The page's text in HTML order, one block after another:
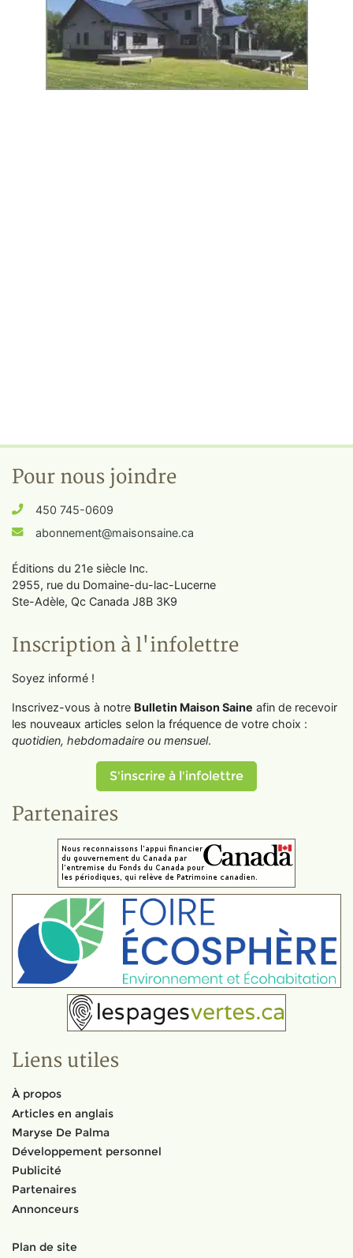
Pour nous joindre
450 745-0609
abonnement@maisonsaine.ca
Éditions du 21e siècle Inc.
2955, rue du Domaine-du-lac-Lucerne
Ste-Adèle, Qc Canada J8B 3K9
Inscription à l'infolettre
Soyez informé !
Inscrivez-vous à notre Bulletin Maison Saine afin de recevoir
les nouveaux articles selon la fréquence de votre choix :
quotidien, hebdomadaire ou mensuel.
S'inscrire à l'infolettre
Partenaires
Liens utiles
À propos
Articles en anglais
Maryse De Palma
Développement personnel
Publicité
Partenaires
Annonceurs
Plan de site